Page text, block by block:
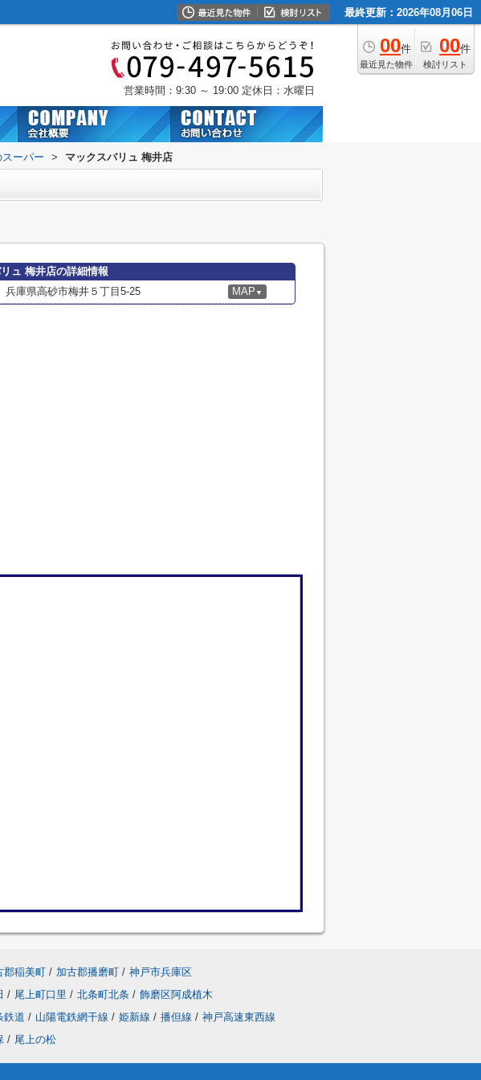
最終更新：2026年08月06日
00件
最近見た物件
00件
検討リスト
営業時間：9:30 ～ 19:00 定休日：水曜日
ーパー > マックスバリュ 梅井店
ュ 梅井店の詳細情報
兵庫県高砂市梅井５丁目5-25 MAP ▼
郡稲美町 / 加古郡播磨町 / 神戸市兵庫区
/ 尾上町口里 / 北条町北条 / 飾磨区阿成植木
鉄道 / 山陽電鉄網干線 / 姫新線 / 播但線 / 神戸高速東西線
/ 尾上の松